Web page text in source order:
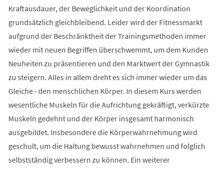
Kraftausdauer, der Beweglichkeit und der Koordination
grundsätzlich gleichbleibend. Leider wird der Fitnessmarkt
aufgrund der Beschränktheit der Trainingsmethoden immer
wieder mit neuen Begriffen überschwemmt, um dem Kunden
Neuheiten zu präsentieren und den Marktwert der Gymnastik
zu steigern. Alles in allem dreht es sich immer wieder um das
Gleiche - den menschlichen Körper. In diesem Kurs werden
wesentliche Muskeln für die Aufrichtung gekräftigt, verkürzte
Muskeln gedehnt und der Körper insgesamt harmonisch
ausgebildet. Insbesondere die Körperwahrnehmung wird
geschult, um die Haltung bewusst wahrnehmen und folglich
selbstständig verbessern zu können. Ein weiterer